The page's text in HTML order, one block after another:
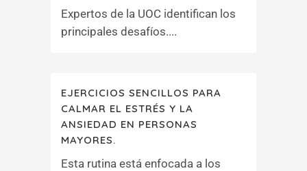
Expertos de la UOC identifican los
principales desafíos....
EJERCICIOS SENCILLOS PARA
CALMAR EL ESTRÉS Y LA
ANSIEDAD EN PERSONAS
MAYORES.
Esta rutina está enfocada a los